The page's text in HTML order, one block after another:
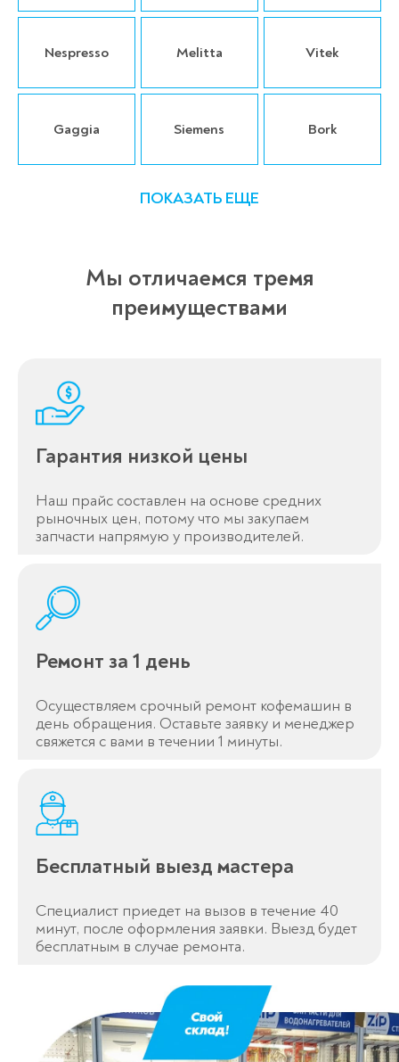
Nespresso Melitta Vitek
Gaggia Siemens Bork
ПОКАЗАТЬ ЕЩЕ
Мы отличаемся тремя
преимуществами
Гарантия низкой цены
Наш прайс составлен на основе средних
рыночных цен, потому что мы закупаем
запчасти напрямую у производителей.
Ремонт за 1 день
Осуществляем срочный ремонт кофемашин в
день обращения. Оставьте заявку и менеджер
свяжется с вами в течении 1 минуты.
Бесплатный выезд мастера
Специалист приедет на вызов в течение 40
минут, после оформления заявки. Выезд будет
бесплатным в случае ремонта.